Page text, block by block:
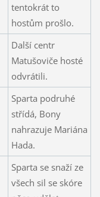
tentokrát to
hostům prošlo.
Další centr
Matušoviče hosté
odvrátili.
Sparta podruhé
střídá, Bony
nahrazuje Mariána
Hada.
Sparta se snaží ze
všech sil se skóre